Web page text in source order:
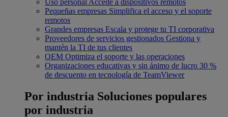
Pequeñas empresas Simplifica el acceso y el soporte
remotos
Grandes empresas Escala y protege tu TI corporativa
Proveedores de servicios gestionados Gestiona y
mantén la TI de tus clientes
OEM Optimiza el soporte y las operaciones
Organizaciones educativas y sin ánimo de lucro 30 %
de descuento en tecnología de TeamViewer
Por industria Soluciones populares
por industria